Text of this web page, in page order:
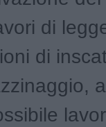
di
di